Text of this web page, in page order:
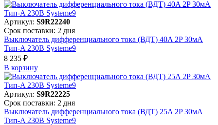
Артикул: S9R22240
Срок поставки: 2 дня
Выключатель дифференциального тока (ВДТ) 40A 2P 30мА
Тип-A 230В Systeme9
8 235 ₽
В корзинy
Артикул: S9R22225
Срок поставки: 2 дня
Выключатель дифференциального тока (ВДТ) 25A 2P 30мА
Тип-A 230В Systeme9